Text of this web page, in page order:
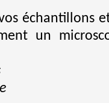
échantillons
un